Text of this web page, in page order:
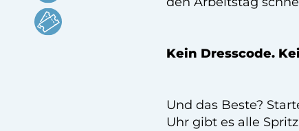
Kein Dresscode.
Und das Beste?
Uhr gibt es alle